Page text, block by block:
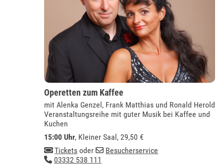
Operetten zum Kaffee
mit Alenka Genzel, Frank Matthias und Ronald Herold
Veranstaltungsreihe mit guter Musik bei Kaffee und
Kuchen
15:00 Uhr, Kleiner Saal, 29,50 €
Tickets oder
Besucherservice
03332 538 111